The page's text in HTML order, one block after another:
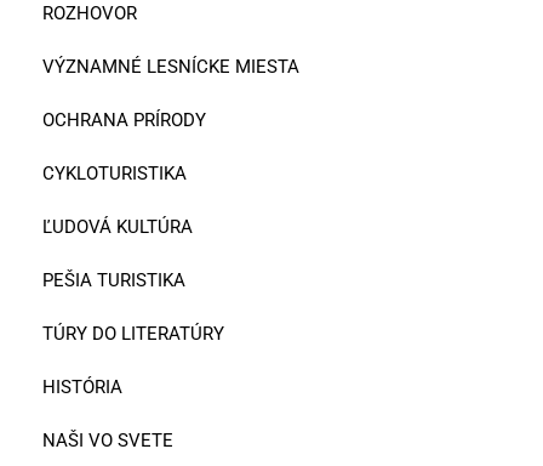
ROZHOVOR
VÝZNAMNÉ LESNÍCKE MIESTA
OCHRANA PRÍRODY
CYKLOTURISTIKA
ĽUDOVÁ KULTÚRA
PEŠIA TURISTIKA
TÚRY DO LITERATÚRY
HISTÓRIA
NAŠI VO SVETE